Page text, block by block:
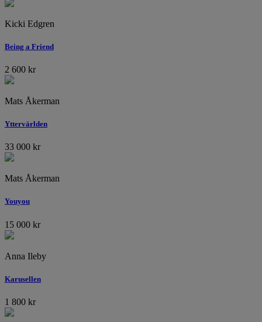
Kicki Edgren
Being a Friend
2 600 kr
Mats Åkerman
Yttervärlden
33 000 kr
Mats Åkerman
Youyou
15 000 kr
Anna Ileby
Karusellen
1 800 kr